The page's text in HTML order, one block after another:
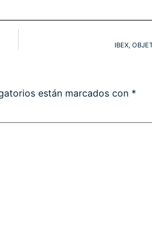
IBEX,
están marcados con *